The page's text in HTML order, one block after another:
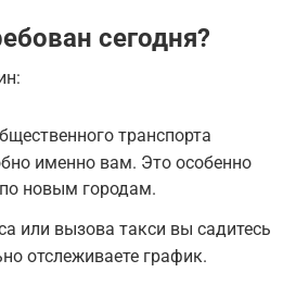
сегодня?
транспорта
именно вам. Это особенно
новым городам.
или вызова такси вы садитесь
отслеживаете график.